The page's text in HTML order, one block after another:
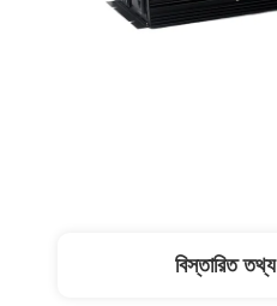
বিস্তারিত তথ্য